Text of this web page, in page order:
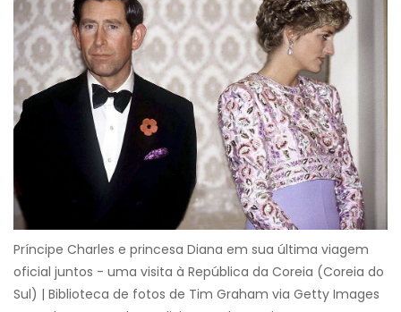
Príncipe Charles e princesa Diana em sua última viagem
oficial juntos - uma visita à República da Coreia (Coreia do
Sul) | Biblioteca de fotos de Tim Graham via Getty Images